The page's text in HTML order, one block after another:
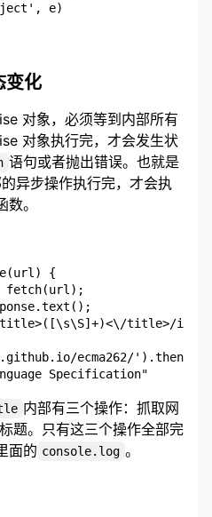
e)
变化
对象，必须等到内部所有
对象执行完，才会发生状
语句或者抛出错误。也就是
异步操作执行完，才会执
。
{
fetch(url);
title>/
ecma262/
内部有三个操作：抓取网
题。只有这三个操作全部完
面的 console.log 。